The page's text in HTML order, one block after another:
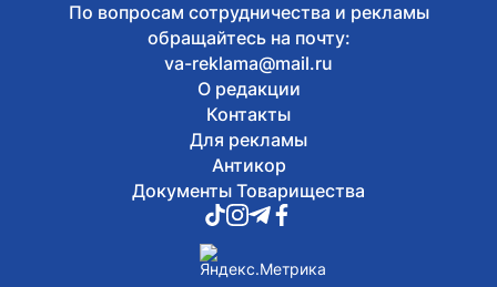
По вопросам сотрудничества и рекламы
обращайтесь на почту:
va-reklama@mail.ru
О редакции
Контакты
Для рекламы
Антикор
Документы Товарищества